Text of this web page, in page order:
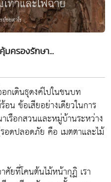
มครองรักษา...
กเดินธุดงค์ไปในชนบท
น ข้อเสียอย่างเดียวในการ
เรือกสวนและหมู่บ้านระหว่าง
อดปลอดภัย คือ เมตตาและไม้
ศัยที่โคนต้นไม้หน้ากุฏิ เรา